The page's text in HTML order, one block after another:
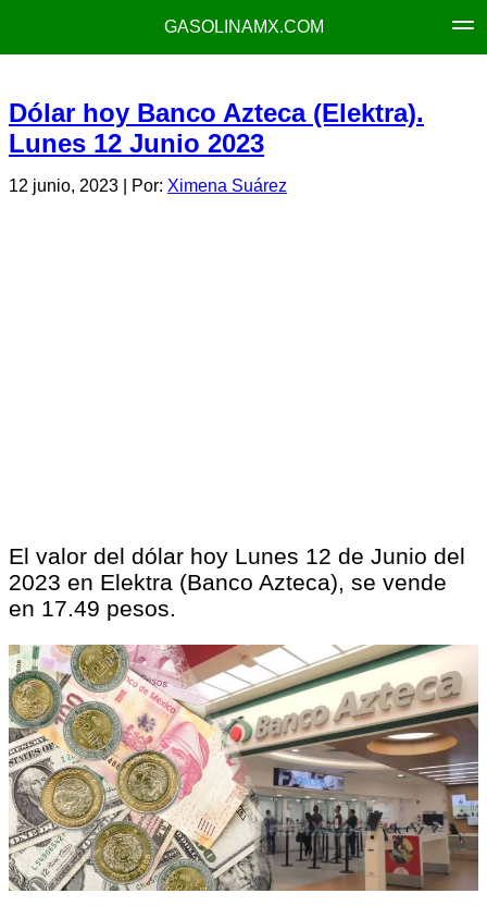
GASOLINAMX.COM
Dólar hoy Banco Azteca (Elektra).
Lunes 12 Junio 2023
12 junio, 2023 | Por: Ximena Suárez
El valor del dólar hoy Lunes 12 de Junio del
2023 en Elektra (Banco Azteca), se vende
en 17.49 pesos.